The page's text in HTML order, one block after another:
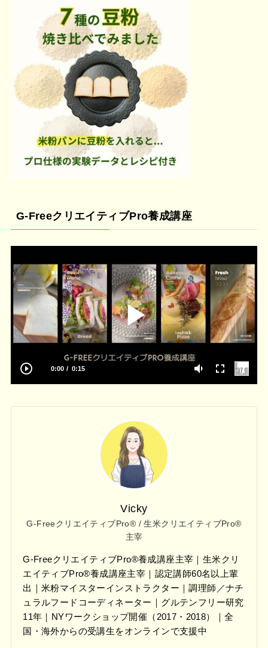
G-FreeクリエイティブPro養成講座
0:00 0:15
Vicky
G-FreeクリエイティブPro® / 生米クリエイティブPro®
主宰
G-FreeクリエイティブPro®養成講座主宰｜生米クリ
エイティブPro®養成講座主宰｜認定講師60名以上輩
出｜米粉マイスターインストラクター｜調理師／ナチ
ュラルフードコーディネーター｜グルテンフリー研究
11年｜NYワークショップ開催（2017・2018）｜全
国・海外からの受講生をオンラインで支援中